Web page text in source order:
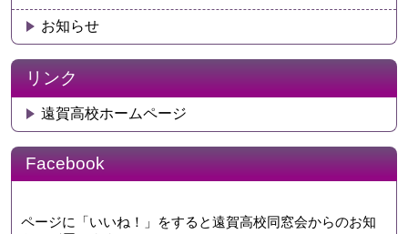
お知らせ
リンク
遠賀高校ホームページ
Facebook
ページに「いいね！」をすると遠賀高校同窓会からのお知